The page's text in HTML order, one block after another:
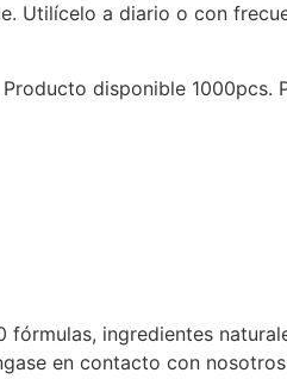
Utilícelo a diario o con
disponible
ingredientes
en contacto con